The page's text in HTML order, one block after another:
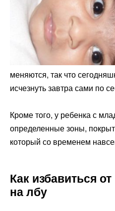
меняются, так что
исчезнуть завтра сами по
Кроме того, у ребенка с
определенные зоны,
который со временем
Как избавиться
на лбу